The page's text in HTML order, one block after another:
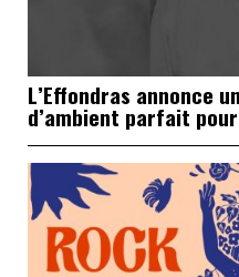
L’Effondras annonce
d’ambient parfait